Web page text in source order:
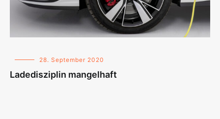
28. September 2020
Ladedisziplin mangelhaft